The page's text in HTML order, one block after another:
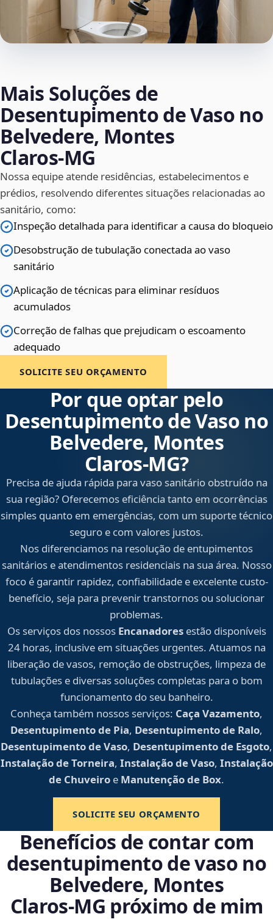
Mais Soluções de
Desentupimento de Vaso no
Belvedere, Montes
Claros‑MG
Nossa equipe atende residências, estabelecimentos e
prédios, resolvendo diferentes situações relacionadas ao
sanitário, como:
Inspeção detalhada para identificar a causa do bloqueio
Desobstrução de tubulação conectada ao vaso
sanitário
Aplicação de técnicas para eliminar resíduos
acumulados
Correção de falhas que prejudicam o escoamento
adequado
SOLICITE SEU ORÇAMENTO
Por que optar pelo
Desentupimento de Vaso no
Belvedere, Montes
Claros‑MG?
Precisa de ajuda rápida para vaso sanitário obstruído na
sua região? Oferecemos eficiência tanto em ocorrências
simples quanto em emergências, com um suporte técnico
seguro e com valores justos.
Nos diferenciamos na resolução de entupimentos
sanitários e atendimentos residenciais na sua área. Nosso
foco é garantir rapidez, confiabilidade e excelente custo-
benefício, seja para prevenir transtornos ou solucionar
problemas.
Os serviços dos nossos Encanadoresestão disponíveis
24 horas, inclusive em situações urgentes. Atuamos na
liberação de vasos, remoção de obstruções, limpeza de
tubulações e diversas soluções completas para o bom
funcionamento do seu banheiro.
Conheça também nossos serviços: Caça Vazamento,
Desentupimento de Pia, Desentupimento de Ralo,
Desentupimento de Vaso, Desentupimento de Esgoto,
Instalação de Torneira, Instalação de Vaso, Instalação
de Chuveiro e Manutenção de Box.
SOLICITE SEU ORÇAMENTO
Benefícios de contar com
desentupimento de vaso no
Belvedere, Montes
Claros‑MG próximo de mim